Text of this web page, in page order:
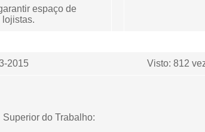
espaço de
lojistas.
2015 Visto: 812
do Trabalho: